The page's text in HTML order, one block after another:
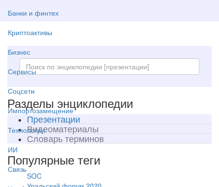
Банки и финтех
Криптоактивы
Бизнес
Сервисы
Соцсети
Импортозамещение
Технологии
ИИ
Связь
Разделы энциклопедии
Презентации
Видеоматериалы
Словарь терминов
Популярные теги
SOC